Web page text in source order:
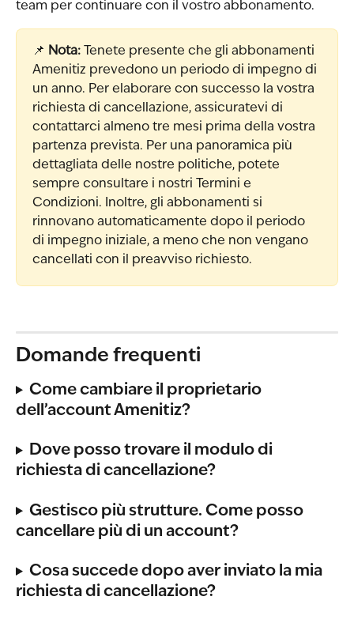
team per continuare con il vostro abbonamento.
📌 Nota: Tenete presente che gli abbonamenti
Amenitiz prevedono un periodo di impegno di
un anno. Per elaborare con successo la vostra
richiesta di cancellazione, assicuratevi di
contattarci almeno tre mesi prima della vostra
partenza prevista. Per una panoramica più
dettagliata delle nostre politiche, potete
sempre consultare i nostri Termini e
Condizioni. Inoltre, gli abbonamenti si
rinnovano automaticamente dopo il periodo
di impegno iniziale, a meno che non vengano
cancellati con il preavviso richiesto.
Domande frequenti
Come cambiare il proprietario
dell’account Amenitiz?
Dove posso trovare il modulo di
richiesta di cancellazione?
Gestisco più strutture. Come posso
cancellare più di un account?
Cosa succede dopo aver inviato la mia
richiesta di cancellazione?